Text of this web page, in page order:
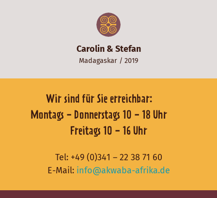
Carolin & Stefan
Madagaskar/ 2019
Wir sind für Sie erreichbar:
Montags - Donnerstags 10 - 18 Uhr
Freitags 10 - 16 Uhr
Tel: +49 (0)341 – 22 38 71 60
E-Mail: info@akwaba-afrika.de